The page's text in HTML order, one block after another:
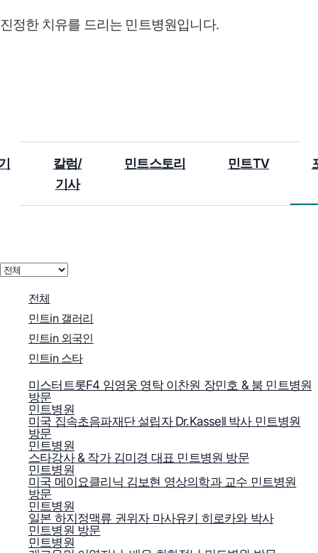
진정한 치유를 드리는 민트병원입니다.
칼럼/
기사
민트스토리 민트TV
전체
민트in 갤러리
민트in 외국인
민트in 스타
미스터트롯F4 임영웅 영탁 이찬원 장민호 & 붐 민트병원
방문
민트병원
미국 집속초음파재단 설립자 Dr.Kassell 박사 민트병원
방문
민트병원
스타강사 & 작가 김미경 대표 민트병원 방문
민트병원
미국 메이요클리닉 김보현 영상의학과 교수 민트병원
방문
민트병원
일본 하지정맥류 권위자 마사유키 히로카와 박사
민트병원 방문
민트병원